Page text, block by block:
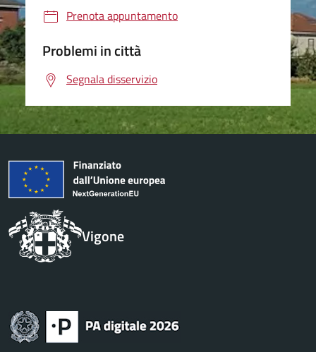
Prenota appuntamento
Problemi in città
Segnala disservizio
Vigone